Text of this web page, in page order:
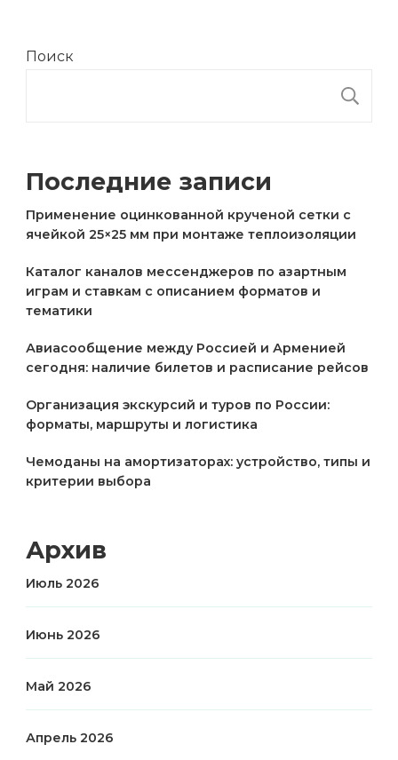
Поиск
Последние записи
Применение оцинкованной крученой сетки с
ячейкой 25×25 мм при монтаже теплоизоляции
Каталог каналов мессенджеров по азартным
играм и ставкам с описанием форматов и
тематики
Авиасообщение между Россией и Арменией
сегодня: наличие билетов и расписание рейсов
Организация экскурсий и туров по России:
форматы, маршруты и логистика
Чемоданы на амортизаторах: устройство, типы и
критерии выбора
Архив
Июль 2026
Июнь 2026
Май 2026
Апрель 2026